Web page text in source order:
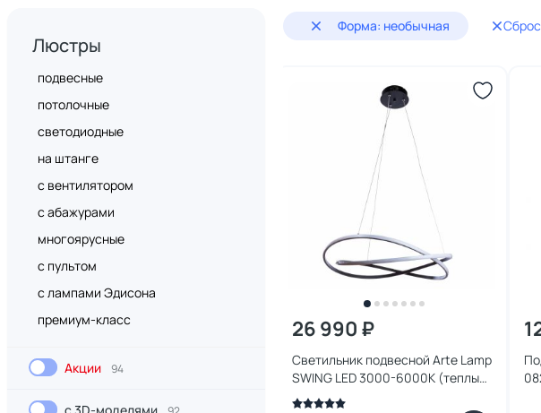
Люстры
подвесные
потолочные
светодиодные
на штанге
с вентилятором
с абажурами
многоярусные
с пультом
с лампами Эдисона
премиум-класс
Акции 94
Форма: необычная
26 990 ₽
Светильник подвесной Arte Lamp
SWING LED 3000-6000К (теплый,
белый, холодный) A2522SP-2BK